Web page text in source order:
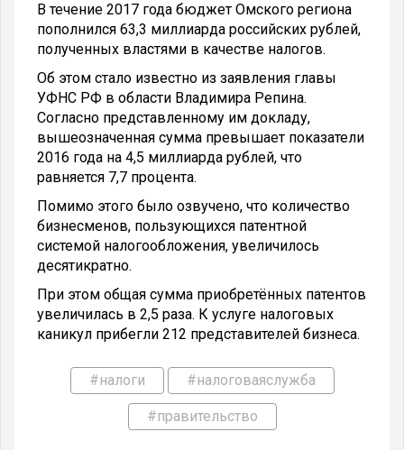
В течение 2017 года бюджет Омского региона
пополнился 63,3 миллиарда российских рублей,
полученных властями в качестве налогов.
Об этом стало известно из заявления главы
УФНС РФ в области Владимира Репина.
Согласно представленному им докладу,
вышеозначенная сумма превышает показатели
2016 года на 4,5 миллиарда рублей, что
равняется 7,7 процента.
Помимо этого было озвучено, что количество
бизнесменов, пользующихся патентной
системой налогообложения, увеличилось
десятикратно.
При этом общая сумма приобретённых патентов
увеличилась в 2,5 раза. К услуге налоговых
каникул прибегли 212 представителей бизнеса.
#налоги #налоговаяслужба
#правительство